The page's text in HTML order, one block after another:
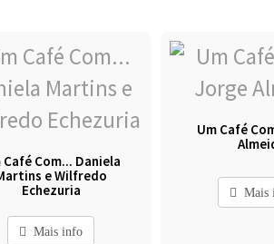
Café Com... Daniela
e Wilfredo
Echezuria
Mais info
Um Café
Mais